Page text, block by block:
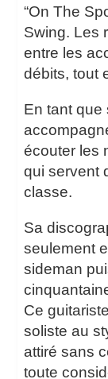
“On The
Swing. Les
entre les
débits, tout
En tant que
écouter les
qui servent
classe.
Sa
seulement
sideman
Ce
soliste au
attiré sans
toute